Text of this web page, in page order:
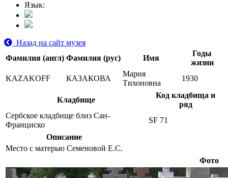
Язык:
Назад на сайт музея
Фамилия (англ) Фамилия (рус) Имя
Годы
жизни
KAZAKOFF
КАЗАКОВА
Мария
Тихоновна
1930
Кладбище
Код кладбища и
ряд
Сербское кладбище близ Сан-
Франциско
SF 71
Описание
Место с матерью Семеновой Е.С.
Фото